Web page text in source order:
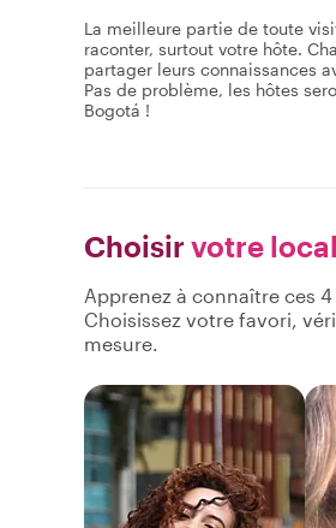
La meilleure partie de toute
raconter, surtout votre hôte.
partager leurs connaissances
Pas de problème, les hôtes
Bogotá !
Choisir votre local
Apprenez à connaître ces
Choisissez votre favori,
mesure.